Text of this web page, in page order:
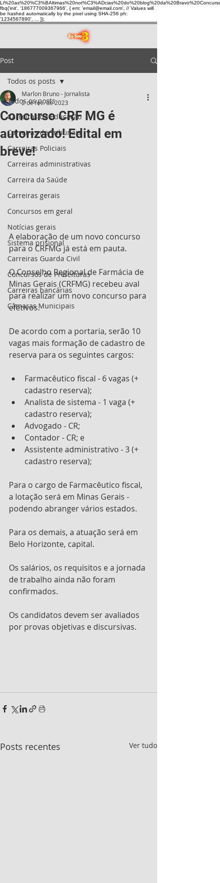
fbq('init', '186777009367966', { em: 'email@email.com', // Values will
be hashed automatically by the pixel using SHA-256 ph:
'1234567890', ... });
Post
Todos os posts
Carreiras da Educação
Carreiras de Tribunais
Carreiras Policiais
Carreiras administrativas
Carreira da Saúde
Carreiras gerais
Concursos em geral
Notícias gerais
Sistema prisional
Carreiras Guarda Civil
Concursos de Prefeituras
Carreiras bancárias
Câmaras Municipais
Todos os posts
Concurso CRF MG é
autorizado! Edital em
breve!
Marlon Bruno - Jornalista
2 de fev. de 2023
A elaboração de um novo concurso
para o CRFMG já está em pauta.
O Conselho Regional de Farmácia de
Minas Gerais (CRFMG) recebeu aval
para realizar um novo concurso para
efetivos.
De acordo com a portaria, serão 10
vagas mais formação de cadastro de
reserva para os seguintes cargos:
Farmacêutico fiscal - 6 vagas (+
cadastro reserva);
Analista de sistema - 1 vaga (+
cadastro reserva);
Advogado - CR;
Contador - CR; e
Assistente administrativo - 3 (+
cadastro reserva);
Para o cargo de Farmacêutico fiscal,
a lotação será em Minas Gerais -
podendo abranger vários estados.
Para os demais, a atuação será em
Belo Horizonte, capital.
Os salários, os requisitos e a jornada
de trabalho ainda não foram
confirmados.
Os candidatos devem ser avaliados
por provas objetivas e discursivas.
Posts recentes Ver tudo